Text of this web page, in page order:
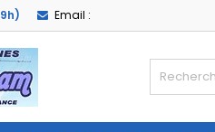
Email :